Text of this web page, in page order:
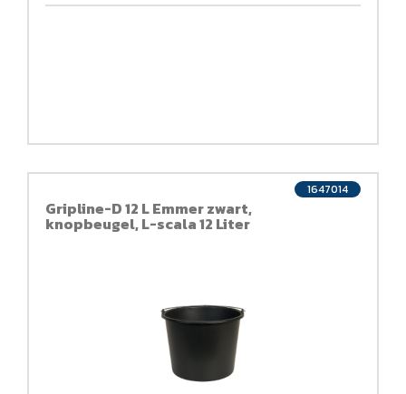
Gripline-D 12 L Emmer zwart,
knopbeugel, L-scala 12 Liter
1647014